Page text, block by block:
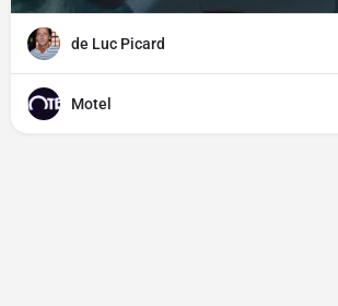
de Luc Picard
Motel